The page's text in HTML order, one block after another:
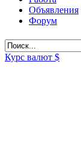
Объявления
Форум
Курс валют $